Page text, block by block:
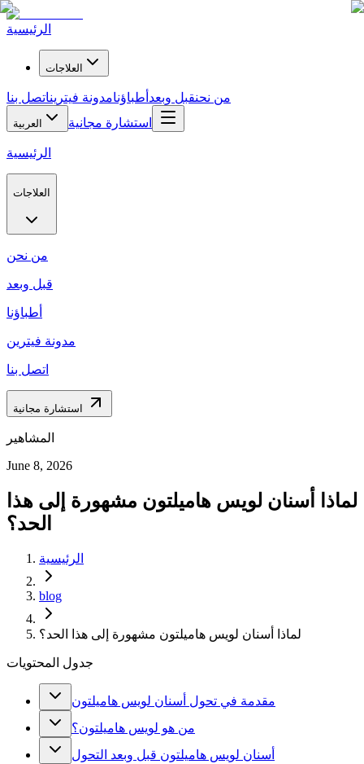
الرئيسية
العلاجات
من نحنقبل وبعد أطباؤنامدونة فيتريناتصل بنا
العربية استشارة مجانية
الرئيسية
العلاجات
من نحن
قبل وبعد
أطباؤنا
مدونة فيترين
اتصل بنا
استشارة مجانية
المشاهير
June 8, 2026
لماذا أسنان لويس هاميلتون مشهورة إلى هذا
الحد؟
الرئيسية
blog
لماذا أسنان لويس هاميلتون مشهورة إلى هذا الحد؟
جدول المحتويات
مقدمة في تحول أسنان لويس هاميلتون
من هو لويس هاميلتون؟
أسنان لويس هاميلتون قبل وبعد التحول